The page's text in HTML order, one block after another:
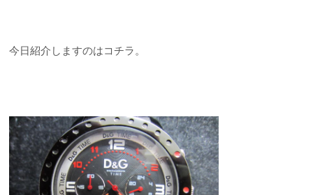
今日紹介しますのはコチラ。